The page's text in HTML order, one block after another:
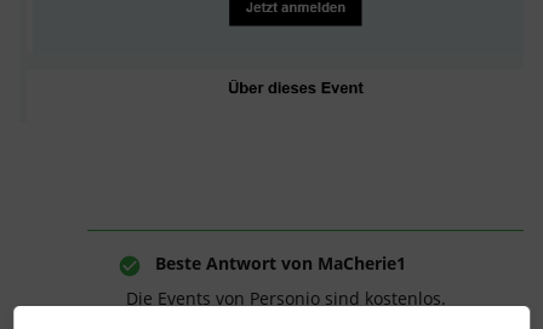
Beste Antwort von MaCherie1
Die Events von Personio sind kostenlos.